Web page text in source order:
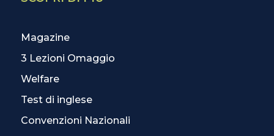
Magazine
3 Lezioni Omaggio
Welfare
Test di inglese
Convenzioni Nazionali